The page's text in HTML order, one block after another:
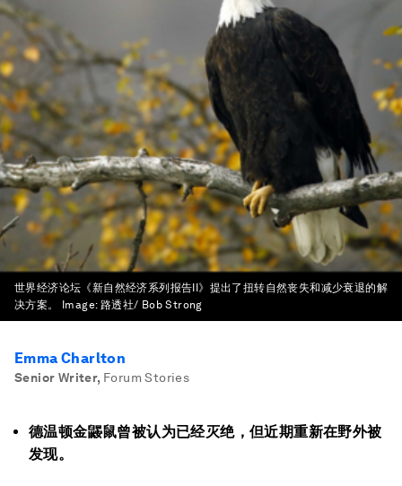
世界经济论坛《新自然经济系列报告II》提出了扭转自然丧失和减少衰退的解
决方案。
Image: 路透社/ Bob Strong
Emma Charlton
Senior Writer, Forum Stories
德温顿金鼹鼠曾被认为已经灭绝，但近期重新在野外被
发现。